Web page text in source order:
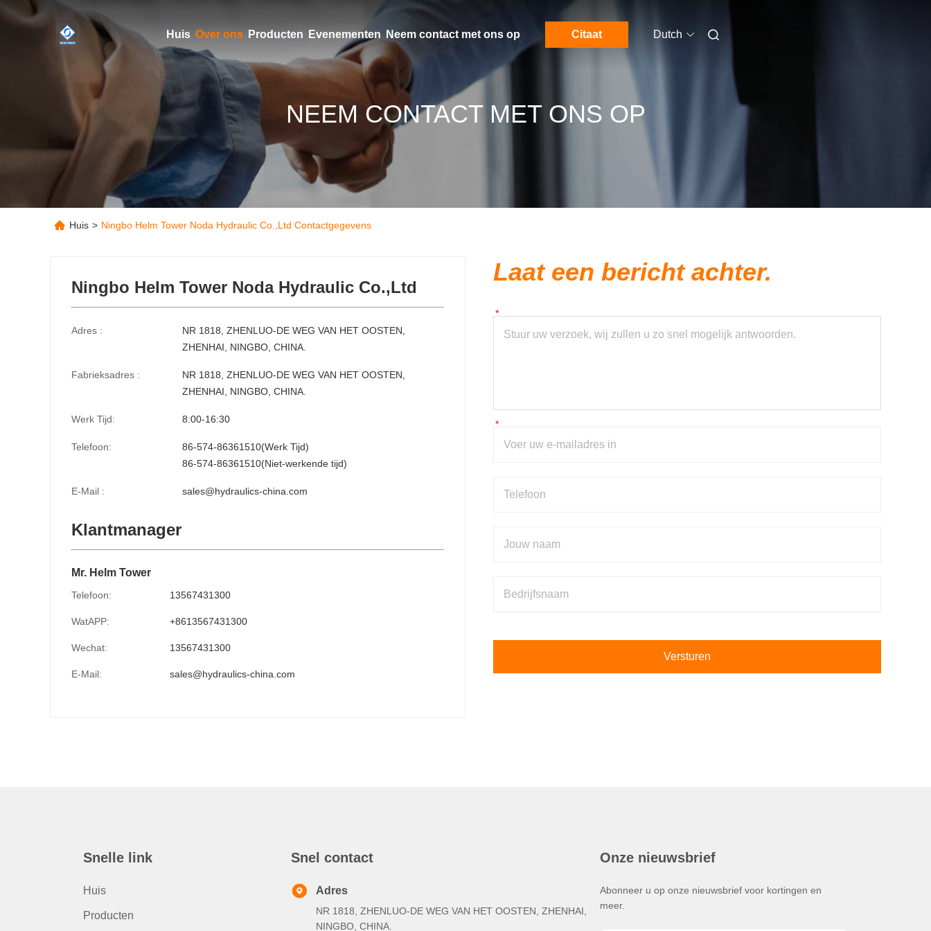
Huis Over ons Producten Evenementen Neem contact met ons op Citaat Dutch
NEEM CONTACT MET ONS OP
Huis > Ningbo Helm Tower Noda Hydraulic Co.,Ltd Contactgegevens
Ningbo Helm Tower Noda Hydraulic Co.,Ltd
Adres :
NR 1818, ZHENLUO-DE WEG VAN HET OOSTEN,
ZHENHAI, NINGBO, CHINA.
Fabrieksadres :
NR 1818, ZHENLUO-DE WEG VAN HET OOSTEN,
ZHENHAI, NINGBO, CHINA.
Werk Tijd: 8:00-16:30
Telefoon:
86-574-86361510(Werk Tijd)
86-574-86361510(Niet-werkende tijd)
E-Mail : sales@hydraulics-china.com
Klantmanager
Mr. Helm Tower
Telefoon: 13567431300
WatAPP: +8613567431300
Wechat: 13567431300
E-Mail: sales@hydraulics-china.com
Laat een bericht achter.
Versturen
Snelle link
Huis
Producten
Snel contact
Adres
NR 1818, ZHENLUO-DE WEG VAN HET OOSTEN, ZHENHAI,
NINGBO, CHINA.
Onze nieuwsbrief
Abonneer u op onze nieuwsbrief voor kortingen en
meer.